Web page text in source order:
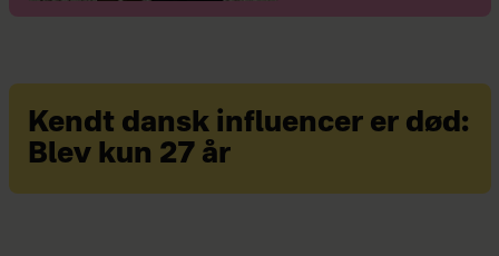
Kendt dansk influencer er død:
Blev kun 27 år